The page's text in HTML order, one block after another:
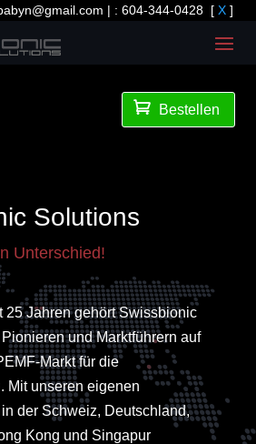
| :604-344-0428 [X ]
 Bestellen
Solutions
Unterschied!
25 Jahren gehört Swissbionic
und Marktführern auf
Markt für die
Mit unseren eigenen
der Schweiz, Deutschland,
Kong und Singapur